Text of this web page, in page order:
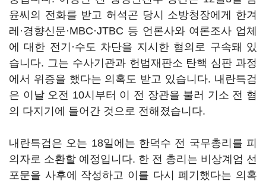
윤씨의 전화를 받고 허석곤 당시 소방청장에게 한겨
레·경향신문·MBC·JTBC 등 언론사와 여론조사 업체
에 대한 전기·수도 차단을 지시한 혐의로 구속돼 있
습니다. 그는 수사기관과 헌법재판소 탄핵 심판 과정
에서 위증을 했다는 의혹도 받고 있습니다. 내란특검
은 이날 오전 10시부터 이 전 장관을 불러 기소 전 혐
의 다지기에 들어간 것으로 전해졌습니다.
내란특검은 오는 18일에는 한덕수 전 국무총리를 피
의자로 소환할 예정입니다. 한 전 총리는 비상계엄 선
포문을 사후에 작성하고 이를 다시 폐기했다는 의혹